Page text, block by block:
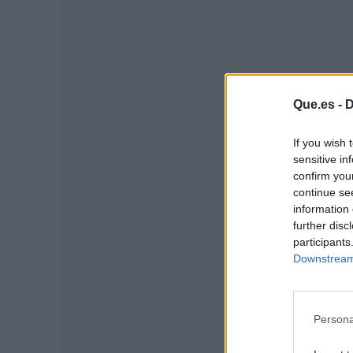
Que.es -
If you wish
sensitive
confirm
continue
information
further